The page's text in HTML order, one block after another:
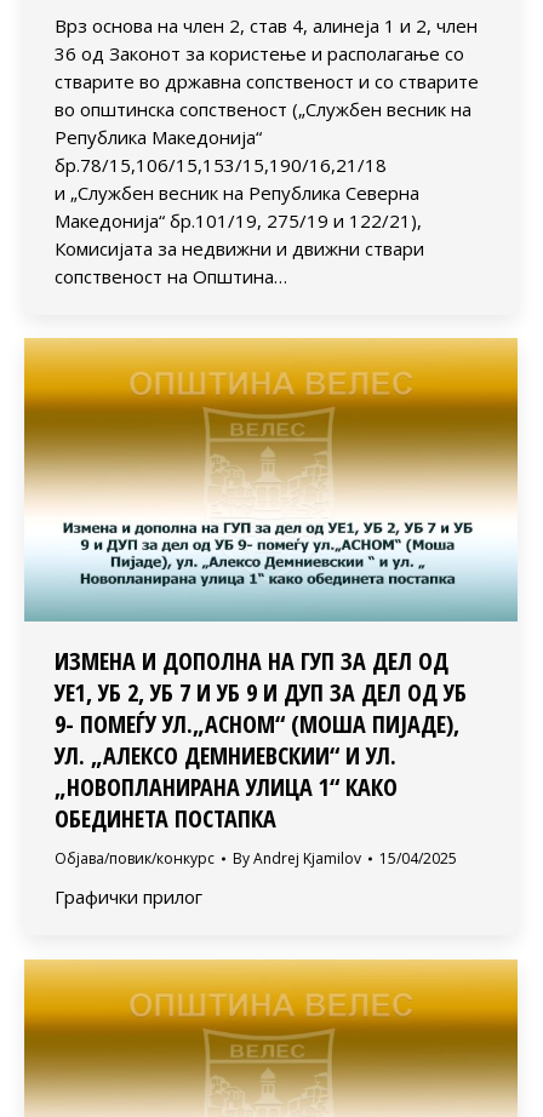
Врз основа на член 2, став 4, алинеја 1 и 2, член
36 од Законот за користење и располагање со
стварите во државна сопственост и со стварите
во општинска сопственост („Службен весник на
Република Македонија“
бр.78/15,106/15,153/15,190/16,21/18
и „Службен весник на Република Северна
Македонија“ бр.101/19, 275/19 и 122/21),
Комисијата за недвижни и движни ствари
сопственост на Општина…
ИЗМЕНА И ДОПОЛНА НА ГУП ЗА ДЕЛ ОД
УЕ1, УБ 2, УБ 7 И УБ 9 И ДУП ЗА ДЕЛ ОД УБ
9- ПОМЕЃУ УЛ.„АСНОМ“ (МОША ПИЈАДЕ),
УЛ. „АЛЕКСО ДЕМНИЕВСКИИ“ И УЛ.
„НОВОПЛАНИРАНА УЛИЦА 1“ КАКО
ОБЕДИНЕТА ПОСТАПКА
Објава/повик/конкурс ByAndrej Kjamilov 15/04/2025
Графички прилог